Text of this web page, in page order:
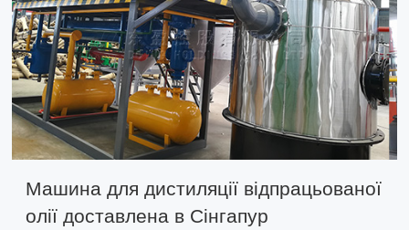
Машина для дистиляції відпрацьованої
олії доставлена ​​в Сінгапур